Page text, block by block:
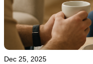
Dec 25, 2025